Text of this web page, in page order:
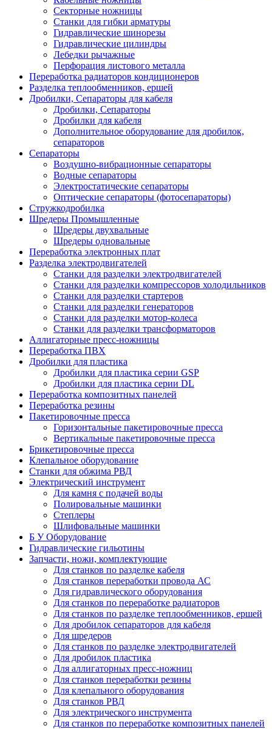
Секторные ножницы
Станки для гибки арматуры
Гидравлические шинорезы
Гидравлические цилиндры
Лебедки рычажные
Перфорация листового металла
Переработка радиаторов кондиционеров
Разделка теплообменников, ершей
Дробилки, Сепараторы для кабеля
Дробилки, Сепараторы
Дробилки для кабеля
Дополнительное оборудование для дробилок,
сепараторов
Сепараторы
Воздушно-вибрационные сепараторы
Водные сепараторы
Электростатические сепараторы
Оптические сепараторы (фотосепараторы)
Стружкодробилка
Шредеры Промышленные
Шредеры двухвальные
Шредеры одновальные
Переработка электронных плат
Разделка электродвигателей
Станки для разделки электродвигателей
Станки для разделки компрессоров холодильников
Станки для разделки стартеров
Станки для разделки генераторов
Станки для разделки мотор-колеса
Станки для разделки трансформаторов
Аллигаторные пресс-ножницы
Переработка ПВХ
Дробилки для пластика
Дробилки для пластика серии GSP
Дробилки для пластика серии DL
Переработка композитных панелей
Переработка резины
Пакетировочные пресса
Горизонтальные пакетировочные пресса
Вертикальные пакетировочные пресса
Брикетировочные пресса
Клепальное оборудование
Станки для обжима РВД
Электрический инструмент
Для камня с подачей воды
Полировальные машинки
Степлеры
Шлифовальные машинки
Б У Оборудование
Гидравлические гильотины
Запчасти, ножи, комплектующие
Для станков по разделке кабеля
Для станков переработки провода АС
Для гидравлического оборудования
Для станков по переработке радиаторов
Для станков по разделке теплообменников, ершей
Для дробилок сепараторов для кабеля
Для шредеров
Для станков по разделке электродвигателей
Для дробилок пластика
Для аллигаторных пресс-ножниц
Для станков переработки резины
Для клепального оборудования
Для станков РВД
Для электрического инструмента
Для станков по переработке композитных панелей